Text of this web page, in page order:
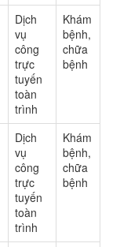
Dịch
vụ
công
trực
tuyến
toàn
trình
Khám
bệnh,
chữa
bệnh
Dịch
vụ
công
trực
tuyến
toàn
trình
Khám
bệnh,
chữa
bệnh